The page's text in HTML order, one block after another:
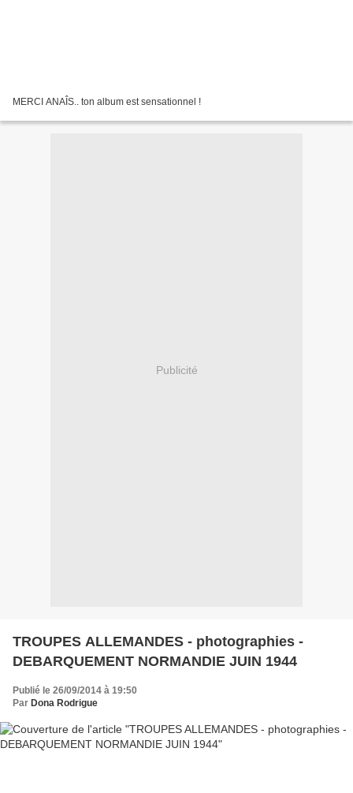
MERCI ANAÎS.. ton album est sensationnel !
Publicité
TROUPES ALLEMANDES - photographies -
DEBARQUEMENT NORMANDIE JUIN 1944
Publié le 26/09/2014 à 19:50
Par Dona Rodrigue